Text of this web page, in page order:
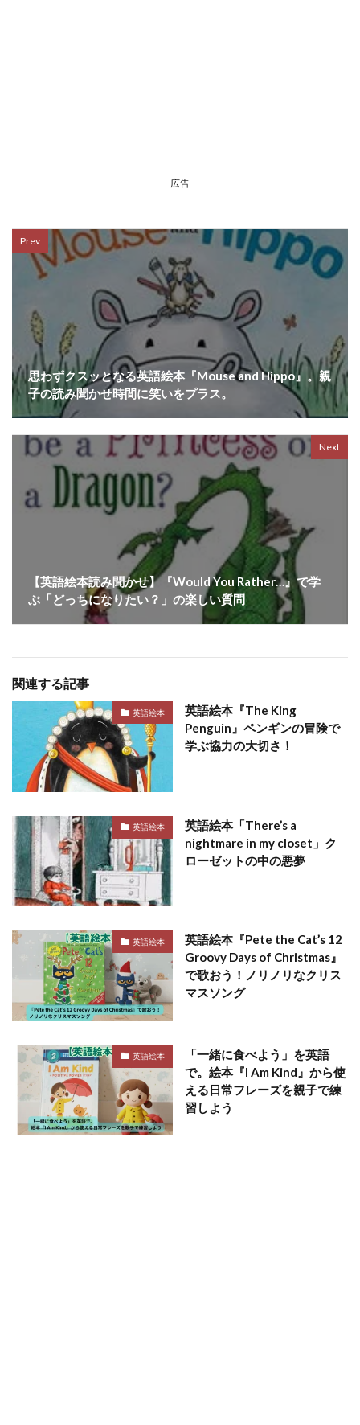
広告
Prev
思わずクスッとなる英語絵本『Mouse and Hippo』。親
子の読み聞かせ時間に笑いをプラス。
Next
【英語絵本読み聞かせ】『Would You Rather…』で学
ぶ「どっちになりたい？」の楽しい質問
関連する記事
英語絵本
英語絵本『The King
Penguin』ペンギンの冒険で
学ぶ協力の大切さ！
英語絵本
英語絵本「There’s a
nightmare in my closet」ク
ローゼットの中の悪夢
英語絵本
英語絵本『Pete the Cat’s 12
Groovy Days of Christmas』
で歌おう！ノリノリなクリス
マスソング
英語絵本
「一緒に食べよう」を英語
で。絵本『I Am Kind』から使
える日常フレーズを親子で練
習しよう